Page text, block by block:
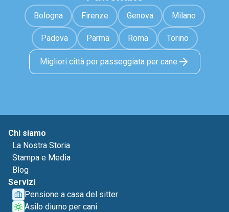
Bologna Firenze Genova Milano
Padova Parma Roma Torino
Migliori città per passeggiata per cane
Chi siamo
La Nostra Storia
Stampa e Media
Blog
Servizi
Pensione a casa del sitter
Asilo diurno per cani